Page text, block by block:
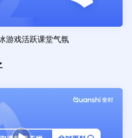
游戏活跃课堂气氛